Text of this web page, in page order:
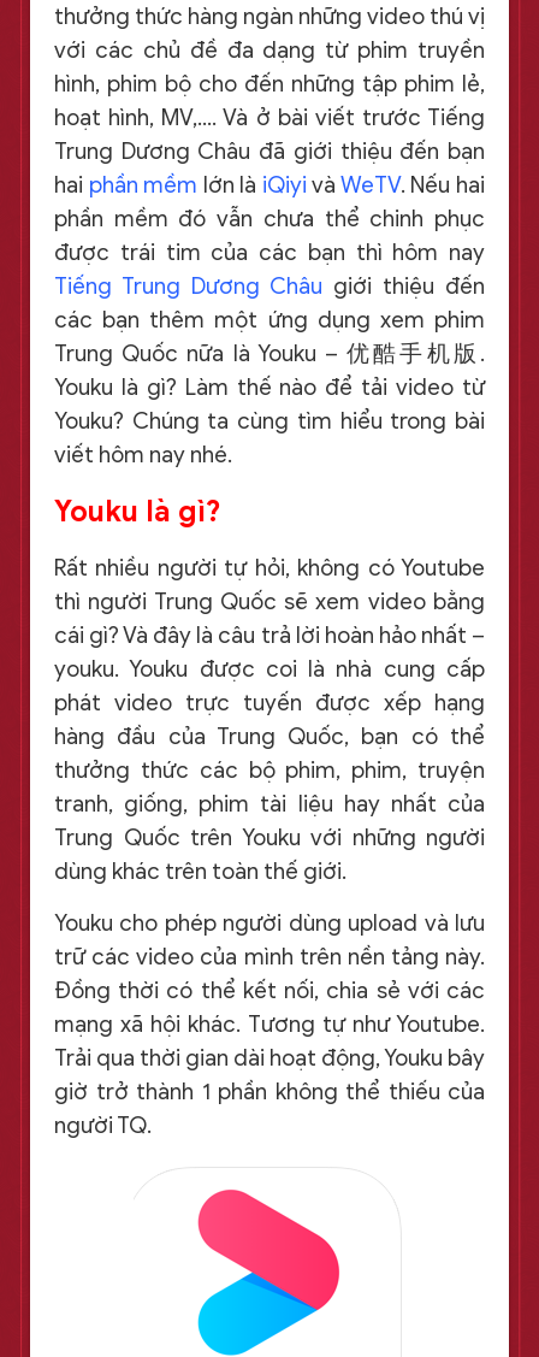
thưởng thức hàng ngàn những video thú vị
với các chủ đề đa dạng từ phim truyền
hình, phim bộ cho đến những tập phim lẻ,
hoạt hình, MV,…. Và ở bài viết trước Tiếng
Trung Dương Châu đã giới thiệu đến bạn
hai phần mềm lớn là iQiyi và WeTV. Nếu hai
phần mềm đó vẫn chưa thể chinh phục
được trái tim của các bạn thì hôm nay
Tiếng Trung Dương Châu giới thiệu đến
các bạn thêm một ứng dụng xem phim
Trung Quốc nữa là Youku – 优酷手机版.
Youku là gì? Làm thế nào để tải video từ
Youku? Chúng ta cùng tìm hiểu trong bài
viết hôm nay nhé.
Youku là gì?
Rất nhiều người tự hỏi, không có Youtube
thì người Trung Quốc sẽ xem video bằng
cái gì? Và đây là câu trả lời hoàn hảo nhất –
youku. Youku được coi là nhà cung cấp
phát video trực tuyến được xếp hạng
hàng đầu của Trung Quốc, bạn có thể
thưởng thức các bộ phim, phim, truyện
tranh, giống, phim tài liệu hay nhất của
Trung Quốc trên Youku với những người
dùng khác trên toàn thế giới.
Youku cho phép người dùng upload và lưu
trữ các video của mình trên nền tảng này.
Đồng thời có thể kết nối, chia sẻ với các
mạng xã hội khác. Tương tự như Youtube.
Trải qua thời gian dài hoạt động, Youku bây
giờ trở thành 1 phần không thể thiếu của
người TQ.